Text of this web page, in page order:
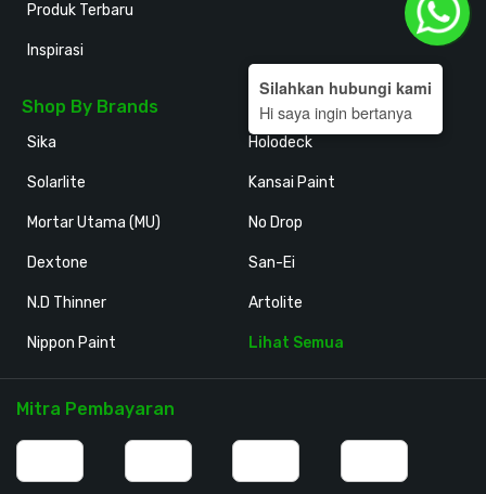
Produk Terbaru
Inspirasi
Shop By Brands
Sika
Solarlite
Mortar Utama (MU)
Dextone
N.D Thinner
Nippon Paint
Holodeck
Kansai Paint
No Drop
San-Ei
Artolite
Lihat Semua
Mitra Pembayaran
Silahkan hubungi kami
Hi saya ingin bertanya